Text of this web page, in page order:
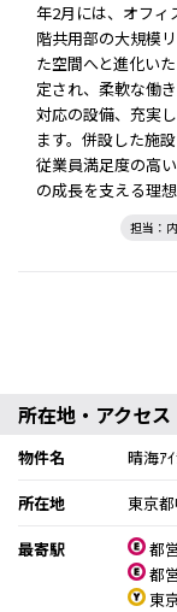
年2月には、オフィ
階共用部の大規模
た空間へと進化い
定され、柔軟な働
対応の設備、充実
ます。併設した施
従業員満足度の高
の成長を支える理
担当：
所在地・アクセス
物件名
晴海ｱ
所在地
東京
最寄駅
都
都
東